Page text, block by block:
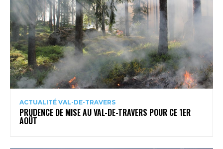
ACTUALITÉ VAL-DE-TRAVERS
PRUDENCE DE MISE AU VAL-DE-TRAVERS POUR CE 1ER
AOÛT